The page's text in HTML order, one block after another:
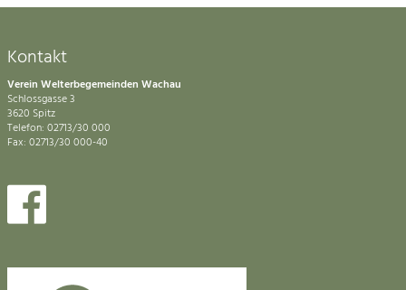
Kontakt
Verein Welterbegemeinden Wachau
Schlossgasse 3
3620 Spitz
Telefon: 02713/30 000
Fax: 02713/30 000-40